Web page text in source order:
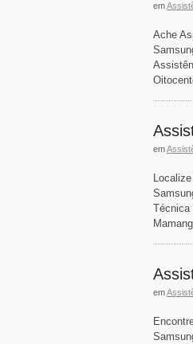
em
Ache
em
Técnica
em